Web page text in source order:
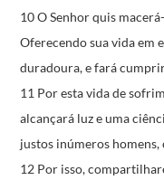
10 O Senhor quis
Oferecendo sua vida em
duradoura,e fará
11 Por esta vida de
alcançará luz e uma
justos inúmeros homens,
12 Por isso,